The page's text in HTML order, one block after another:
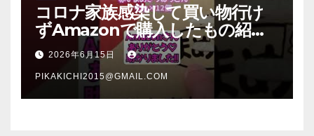
コロナ家族感染して買い物行け
ずAmazonで購入したもの紹
介 #Shorts
2026年6月15日
PIKAKICHI2015@GMAIL.COM